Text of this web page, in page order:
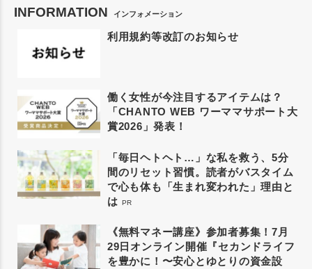
INFORMATION インフォメーション
利用規約等改訂のお知らせ
働く女性が今注目するアイテムは？
「CHANTO WEB ワーママサポート大
賞2026」発表！
「毎日ヘトヘト…」な私を救う、5分
間のリセット習慣。読者がバスタイム
で心も体も「生まれ変われた」理由と
は PR
《無料マネー講座》参加者募集！7月
29日オンライン開催『セカンドライフ
を豊かに！〜安心とゆとりの資金設